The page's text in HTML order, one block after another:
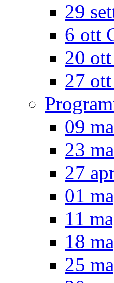
29
6 ott
20
27
09
23
27
01
11
18
25